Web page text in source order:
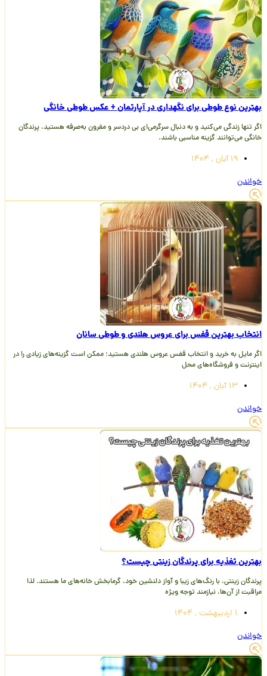
بهترین نوع طوطی برای نگهداری در آپارتمان + عکس طوطی خانگی
اگر تنها زندگی می‌کنید و به دنبال سرگرمی‌ای بی دردسر و مقرون به‌صرفه هستید، پرندگان
خانگی می‌توانند گزینه مناسبی باشند.
19 آبان , 1404
خواندن
انتخاب بهترین قفس برای عروس هلندی و طوطی‌ سانان
اگر مایل به خرید و انتخاب قفس عروس هلندی هستید؛ ممکن است گزینه‌های زیادی را در
اینترنت و فروشگاه‌های محل
13 آبان , 1404
خواندن
بهترین تغذیه برای پرندگان زینتی چیست؟
پرندگان زینتی، با رنگ‌های زیبا و آواز دلنشین خود، گرمابخش خانه‌های ما هستند. لذا
مراقبت از آن‌ها، نیازمند توجه ویژه
1 اردیبهشت , 1404
خواندن